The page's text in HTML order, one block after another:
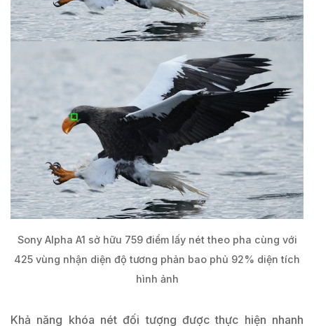
Sony Alpha A1 sở hữu 759 điểm lấy nét theo pha cùng với
425 vùng nhận diện độ tương phản bao phủ 92% diện tích
hình ảnh
Khả năng khóa nét đối tượng được thực hiện nhanh